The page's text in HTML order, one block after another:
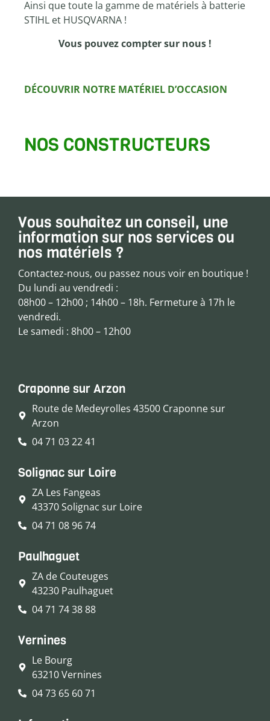
Ainsi que toute la gamme de matériels à batterie
STIHL et HUSQVARNA !
Vous pouvez compter sur nous !
DÉCOUVRIR NOTRE MATÉRIEL D’OCCASION
NOS CONSTRUCTEURS
Vous souhaitez un conseil, une
information sur nos services ou
nos matériels ?
Contactez-nous, ou passez nous voir en boutique !
Du lundi au vendredi :
08h00 – 12h00 ; 14h00 – 18h. Fermeture à 17h le
vendredi.
Le samedi : 8h00 – 12h00
Craponne sur Arzon
Route de Medeyrolles 43500 Craponne sur
Arzon
04 71 03 22 41
Solignac sur Loire
ZA Les Fangeas
43370 Solignac sur Loire
04 71 08 96 74
Paulhaguet
ZA de Couteuges
43230 Paulhaguet
04 71 74 38 88
Vernines
Le Bourg
63210 Vernines
04 73 65 60 71